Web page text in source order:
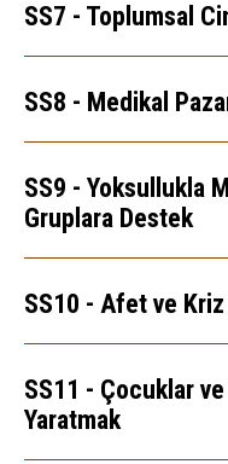
SS7 - Toplumsal
SS8 - Medikal
SS9 - Yoksullukla
Gruplara Destek
SS10 - Afet ve Kriz
SS11 - Çocuklar
Yaratmak